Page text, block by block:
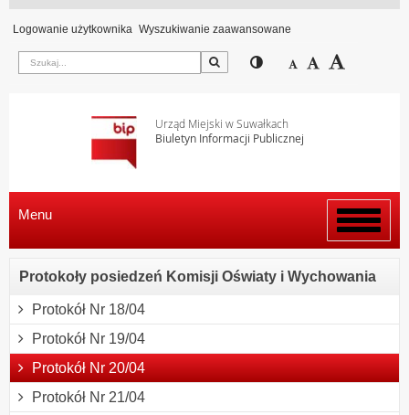
Logowanie użytkownika Wyszukiwanie zaawansowane
Szukaj Przełącz pomiędzy
Zmniejsz
Domyślny
Urząd Miejski w Suwałkach
Biuletyn Informacji Publicznej
Włącz
menu
Menu
Protokoły posiedzeń Komisji Oświaty i Wychowania
Protokół Nr 18/04
Protokół Nr 19/04
Protokół Nr 20/04
Protokół Nr 21/04